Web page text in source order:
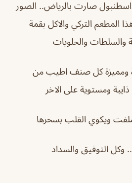
اسطنبول صارت بالرياض.. الصور
المطعم التركي والاكل بقمة
والسلطات والحلويات
ومميزة كل صنف اطيب من
ومستوية على الاخر
ملفت ويكوي القلب بسحرها
وكل التوفيق والسداد